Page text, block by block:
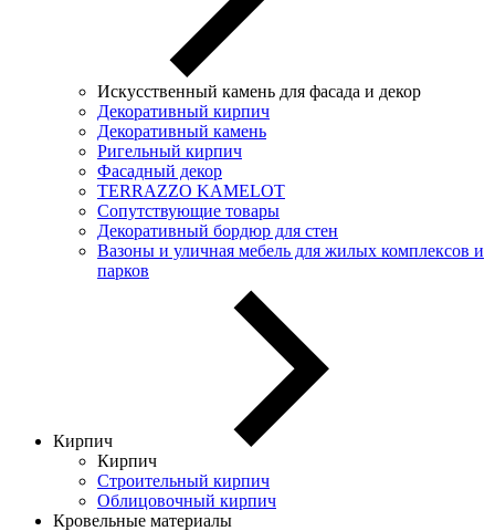
Искусственный камень для фасада и декор
Декоративный кирпич
Декоративный камень
Ригельный кирпич
Фасадный декор
TERRAZZO KAMELOT
Сопутствующие товары
Декоративный бордюр для стен
Вазоны и уличная мебель для жилых комплексов и
парков
Кирпич
Кирпич
Строительный кирпич
Облицовочный кирпич
Кровельные материалы